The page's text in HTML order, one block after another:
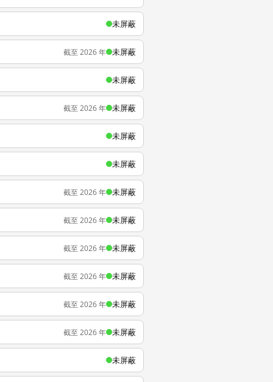
未屏蔽
截至 2026 年 未屏蔽
未屏蔽
截至 2026 年 未屏蔽
未屏蔽
未屏蔽
截至 2026 年 未屏蔽
截至 2026 年 未屏蔽
截至 2026 年 未屏蔽
截至 2026 年 未屏蔽
截至 2026 年 未屏蔽
截至 2026 年 未屏蔽
未屏蔽